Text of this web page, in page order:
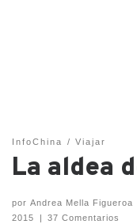
InfoChina Viajar
La aldea
por Andrea Mella Figueroa
2015
37 Comentarios